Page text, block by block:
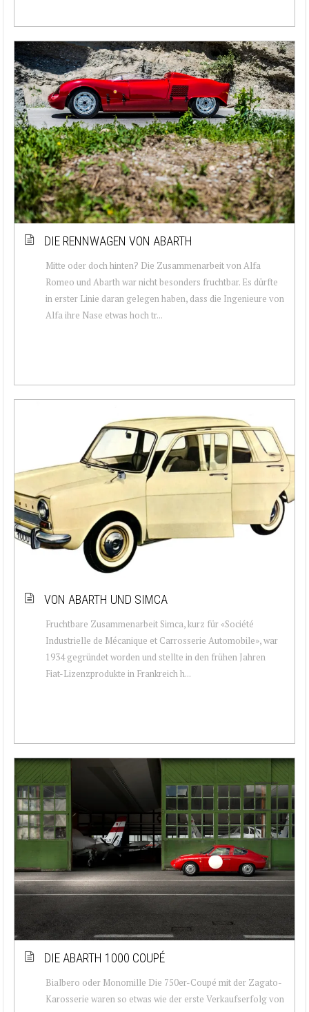
DIE RENNWAGEN VON ABARTH
Mitte oder doch hinten? Die Zusammenarbeit von Alfa
Romeo und Abarth war nicht besonders fruchtbar. Es dürfte
in erster Linie daran gelegen haben, dass die Ingenieure von
Alfa ihre Nase etwas hoch tr...
VON ABARTH UND SIMCA
Fruchtbare Zusammenarbeit Simca, kurz für «Société
Industrielle de Mécanique et Carrosserie Automobile», war
1934 gegründet worden und stellte in den frühen Jahren
Fiat-Lizenzprodukte in Frankreich h...
DIE ABARTH 1000 COUPÉ
Bialbero oder Monomille Die 750er-Coupé mit der Zagato-
Karosserie waren so etwas wie der erste Verkaufserfolg von